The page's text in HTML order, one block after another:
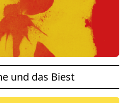
und das Biest